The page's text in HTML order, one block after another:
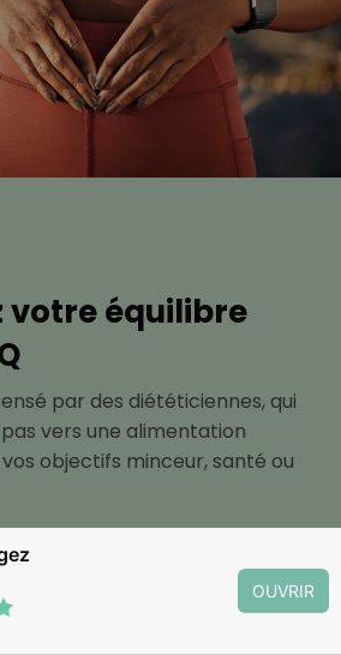
votre équilibre
par des diététiciennes, qui
vers une alimentation
objectifs minceur, santé ou
OUVRIR